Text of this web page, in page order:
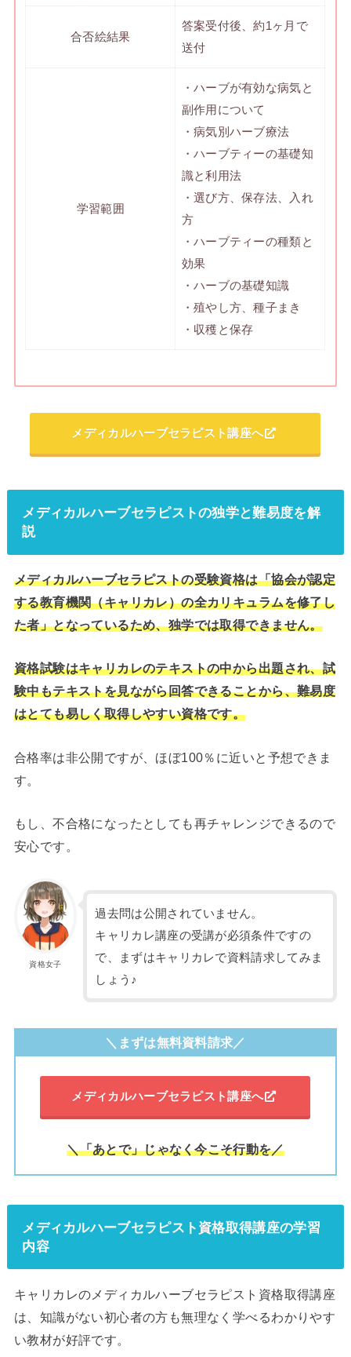
合否絵結果
答案受付後、約1ヶ月で
送付
学習範囲
・ハーブが有効な病気と
副作用について
・病気別ハーブ療法
・ハーブティーの基礎知
識と利用法
・選び方、保存法、入れ
方
・ハーブティーの種類と
効果
・ハーブの基礎知識
・殖やし方、種子まき
・収穫と保存
メディカルハーブセラピスト講座へ
メディカルハーブセラピストの独学と難易度を解
説
メディカルハーブセラピストの受験資格は「協会が認定
する教育機関（キャリカレ）の全カリキュラムを修了し
た者」となっているため、独学では取得できません。
資格試験はキャリカレのテキストの中から出題され、試
験中もテキストを見ながら回答できることから、難易度
はとても易しく取得しやすい資格です。
合格率は非公開ですが、ほぼ100％に近いと予想できま
す。
もし、不合格になったとしても再チャレンジできるので
安心です。
資格女子
過去問は公開されていません。
キャリカレ講座の受講が必須条件ですの
で、まずはキャリカレで資料請求してみま
しょう♪
＼まずは無料資料請求／
メディカルハーブセラピスト講座へ
＼「あとで」じゃなく今こそ行動を／
メディカルハーブセラピスト資格取得講座の学習
内容
キャリカレのメディカルハーブセラピスト資格取得講座
は、知識がない初心者の方も無理なく学べるわかりやす
い教材が好評です。